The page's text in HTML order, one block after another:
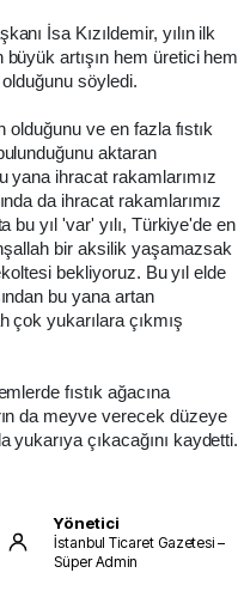
İsa Kızıldemir, yılın ilk
büyük artışın hem üretici hem
söyledi.
olduğunu ve en fazla fıstık
aktaran
yana ihracat rakamlarımız
da ihracat rakamlarımız
bu yıl 'var' yılı, Türkiye'de en
bir aksilik yaşamazsak
bekliyoruz. Bu yıl elde
bu yana artan
çok yukarılara çıkmış
fıstık ağacına
da meyve verecek düzeye
çıkacağını kaydetti.
Yönetici
İstanbul Ticaret Gazetesi –
Süper Admin